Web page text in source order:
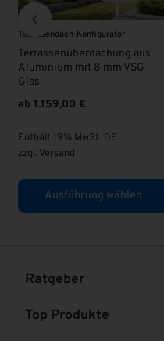
Sonnenschutz für Ihre Terrasse
Beschattung & Sonnenschutz |
zwischen den Sparren |
Polyesterstoff
39,00€
Enthält 19% MwSt. DE
zzgl.Versand
In den Warenkorb
Ratgeber
Top Produkte